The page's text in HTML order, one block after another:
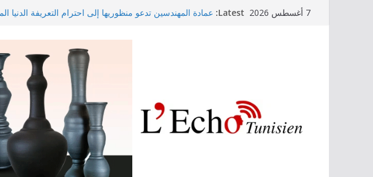
Skip7 أغسطس 2026 Latest: عمادة المهندسين تدعو منظوريها إلى احترام التعريفة الدنيا
الاستثمارات الفلاحية الخاصة
اختيار معهد باستور مركزا إقليميا لشمال إفريقيا في مراقبة